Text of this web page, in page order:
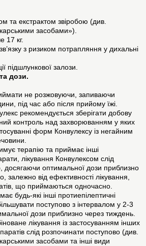
та екстрактом звіробою (див.
засобами»).
17 кг.
з ризиком потрапляння у дихальні
підшлункової залози.
дози.
не розжовуючи, запиваючи
під час або після прийому їжі.
рекомендується зберігати добову
контроль над захворюванням у яких
форм Конвулексу із негайним
терапію та приймає інші
лікування Конвулексом слід
досягаючи оптимальної дози приблизно
залежно від ефективності лікування,
що приймаються одночасно.
будь-які інші протиепілептичні
поступово з інтервалом у 2-3
дози приблизно через тиждень.
лікування із застосуванням інших
слід розпочинати поступово (див.
засобами та інші види